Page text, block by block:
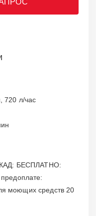
720 л/час
БЕСПЛАТНО:
моющих средств 20